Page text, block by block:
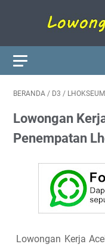
BERANDA / D3 /
Lowongan
Penempatan
Lowongan Kerja